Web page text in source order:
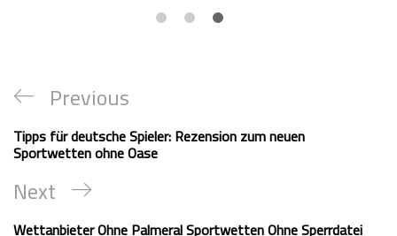
Previous
Tipps für deutsche Spieler: Rezension zum neuen
Sportwetten ohne Oase
Next
Wettanbieter Ohne Palmeral Sportwetten Ohne Sperrdatei